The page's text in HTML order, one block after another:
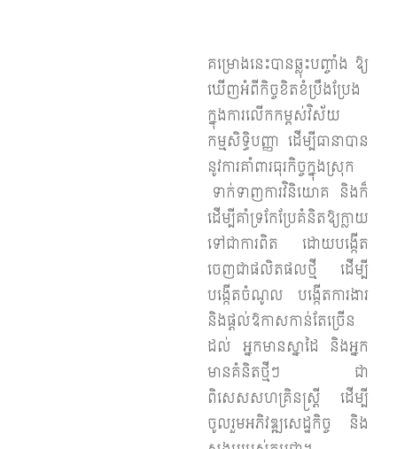
គម្រោងនេះបានឆ្លុះបញ្ចាំង ឱ្យ
ឃើញអំពីកិច្ចខិតខំប្រឹងប្រែង​
ក្នុងការលើកកម្ពស់វិស័យ
កម្មសិទ្ធិបញ្ញា ដើម្បីធានាបាន
នូវការគាំពារ​ធុរកិច្ច​ក្នុង​ស្រុក​
ទាក់ទាញការវិនិយោគ និងក៏
ដើម្បីគាំទ្រកែប្រែគំនិតឱ្យក្លាយ​
ទៅជា​ការពិត ដោយ​បង្កើត
ចេញជាផលិតផលថ្មី ដើម្បី
បង្កើតចំណូល បង្កើតការងារ
និងផ្តល់ឱកាស​កាន់តែច្រើន
ដល់ អ្នកមានស្នាដៃ និងអ្នក
មានគំនិតថ្មីៗ ជា
ពិសេសសហគ្រិនស្រ្តី ដើម្បី
ចូលរួមអភិវឌ្ឍសេដ្ឋកិច្ច និង